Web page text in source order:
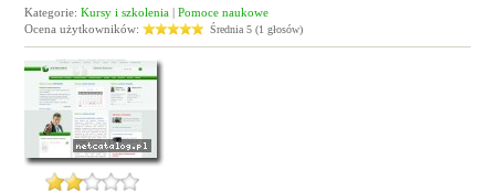
Kategorie:Kursy i szkolenia |Pomoce naukowe
Ocena użytkowników:
Średnia 5 (1 głosów)